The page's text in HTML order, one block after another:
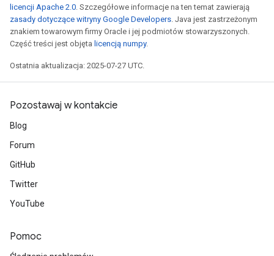
licencji Apache 2.0. Szczegółowe informacje na ten temat zawierają
zasady dotyczące witryny Google Developers. Java jest zastrzeżonym
znakiem towarowym firmy Oracle i jej podmiotów stowarzyszonych.
Część treści jest objęta licencją numpy.
Ostatnia aktualizacja: 2025-07-27 UTC.
Pozostawaj w kontakcie
Blog
Forum
GitHub
Twitter
YouTube
Pomoc